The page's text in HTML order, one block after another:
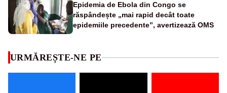
Epidemia de Ebola din Congo se
răspândește „mai rapid decât toate
epidemiile precedente”, avertizează OMS
URMĂREȘTE-NE PE